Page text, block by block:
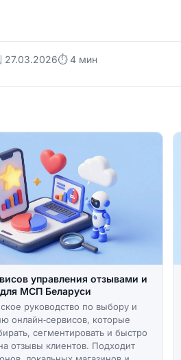
27.03.2026⏱ 4 мин
управления отзывами и
МСП Беларуси
руководство по выбору и
онлайн‑сервисов, которые
сегментировать и быстро
отзывы клиентов. Подходит